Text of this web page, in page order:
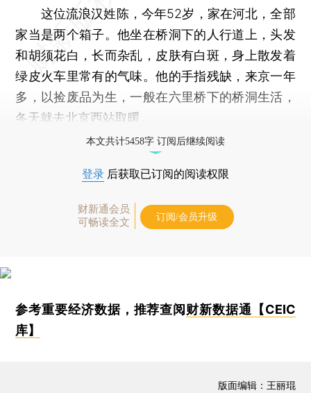
这位流浪汉姓陈，今年52岁，家在河北，全部
家当是两个箱子。他坐在桥洞下的人行道上，头发
和胡须花白，长而杂乱，皮肤有白斑，身上散发着
绿皮火车里常有的气味。他的手指残缺，来京一年
多，以捡废品为生，一般在六里桥下的桥洞生活，
冬天就去北京西站取暖。
本文共计5458字 订阅后继续阅读
登录 后获取已订阅的阅读权限
财新通会员
可畅读全文
订阅/会员升级
参考重要经济数据，推荐查阅财新数据通【CEIC
库】
版面编辑：王丽琨